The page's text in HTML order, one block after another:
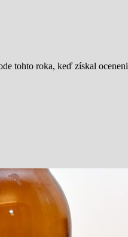
tohto roka, keď získal